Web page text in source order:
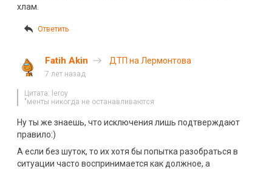
хлам.
Ответить
Fatih Akin ДТП на Лермонтова
7 лет назад
Цитата: leroy
"менты никогда не останавливаются
Ну ты же знаешь, что исключения лишь подтверждают
правило:)
А если без шуток, то их хотя бы попытка разобраться в
ситуации часто воспринимается как должное, а